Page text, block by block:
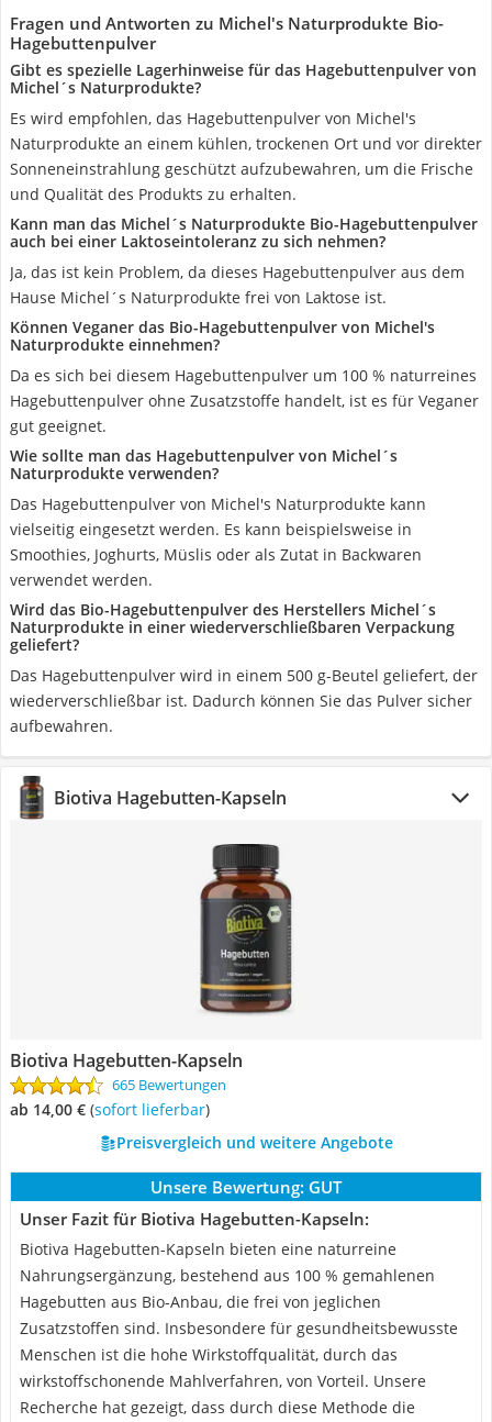
Fragen und Antworten zu Michel's Naturprodukte Bio-
Hagebuttenpulver
Gibt es spezielle Lagerhinweise für das Hagebuttenpulver von
Michel´s Naturprodukte?
Es wird empfohlen, das Hagebuttenpulver von Michel's
Naturprodukte an einem kühlen, trockenen Ort und vor direkter
Sonneneinstrahlung geschützt aufzubewahren, um die Frische
und Qualität des Produkts zu erhalten.
Kann man das Michel´s Naturprodukte Bio-Hagebuttenpulver
auch bei einer Laktoseintoleranz zu sich nehmen?
Ja, das ist kein Problem, da dieses Hagebuttenpulver aus dem
Hause Michel´s Naturprodukte frei von Laktose ist.
Können Veganer das Bio-Hagebuttenpulver von Michel's
Naturprodukte einnehmen?
Da es sich bei diesem Hagebuttenpulver um 100 % naturreines
Hagebuttenpulver ohne Zusatzstoffe handelt, ist es für Veganer
gut geeignet.
Wie sollte man das Hagebuttenpulver von Michel´s
Naturprodukte verwenden?
Das Hagebuttenpulver von Michel's Naturprodukte kann
vielseitig eingesetzt werden. Es kann beispielsweise in
Smoothies, Joghurts, Müslis oder als Zutat in Backwaren
verwendet werden.
Wird das Bio-Hagebuttenpulver des Herstellers Michel´s
Naturprodukte in einer wiederverschließbaren Verpackung
geliefert?
Das Hagebuttenpulver wird in einem 500 g-Beutel geliefert, der
wiederverschließbar ist. Dadurch können Sie das Pulver sicher
aufbewahren.
Biotiva Hagebutten-Kapseln
Biotiva Hagebutten-Kapseln
665 Bewertungen
ab 14,00 € ( Sofort lieferbar)
Preisvergleich und weitere Angebote
Unsere Bewertung: GUT
Unser Fazit für Biotiva Hagebutten-Kapseln:
Biotiva Hagebutten-Kapseln bieten eine naturreine
Nahrungsergänzung, bestehend aus 100 % gemahlenen
Hagebutten aus Bio-Anbau, die frei von jeglichen
Zusatzstoffen sind. Insbesondere für gesundheitsbewusste
Menschen ist die hohe Wirkstoffqualität, durch das
wirkstoffschonende Mahlverfahren, von Vorteil. Unsere
Recherche hat gezeigt, dass durch diese Methode die